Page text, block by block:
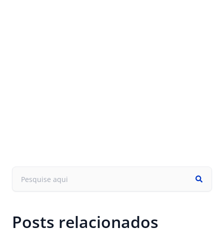
Posts relacionados